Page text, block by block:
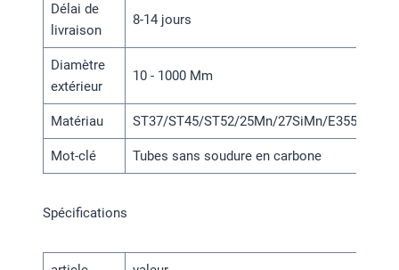
Délai de
livraison
8-14 jours
Diamètre
extérieur
10 - 1000 Mm
Matériau ST37/ST45/ST52/25Mn/27SiMn/E355/
Mot-clé Tubes sans soudure en carbone
Spécifications